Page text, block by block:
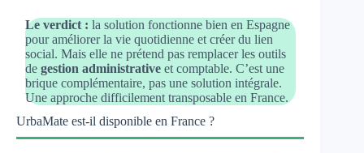
Le verdict : la solution fonctionne bien en Espagne
pour améliorer la vie quotidienne et créer du lien
social. Mais elle ne prétend pas remplacer les outils
de gestion administrativeet comptable. C’est une
brique complémentaire, pas une solution intégrale.
Une approche difficilement transposable en France.
UrbaMate est-il disponible en France ?